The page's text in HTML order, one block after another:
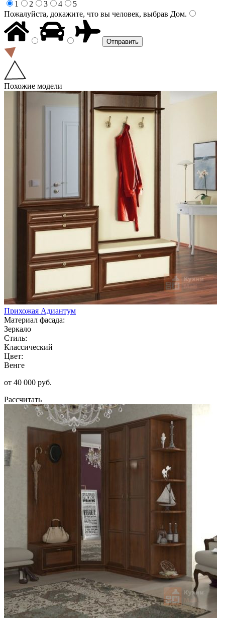
1
2 3 4
5
Пожалуйста, докажите, что вы человек, выбрав Дом.
Похожие модели
Прихожая Адиантум
Материал фасада:
Зеркало
Стиль:
Классический
Цвет:
Венге
от 40 000 руб.
Рассчитать